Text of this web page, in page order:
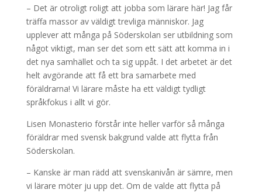
– Det är otroligt roligt att jobba som lärare här! Jag får
träffa massor av väldigt trevliga människor. Jag
upplever att många på Söderskolan ser utbildning som
något viktigt, man ser det som ett sätt att komma in i
det nya samhället och ta sig uppåt. I det arbetet är det
helt avgörande att få ett bra samarbete med
föräldrarna! Vi lärare måste ha ett väldigt tydligt
språkfokus i allt vi gör.
Lisen Monasterio förstår inte heller varför så många
föräldrar med svensk bakgrund valde att flytta från
Söderskolan.
– Kanske är man rädd att svenskanivån är sämre, men
vi lärare möter ju upp det. Om de valde att flytta på